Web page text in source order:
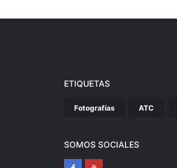
ETIQUETAS
Fotografías ATC
SOMOS SOCIALES